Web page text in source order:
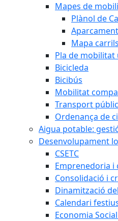
Mapes de
Plànol de
Mapa
Pla de mobilitat
Bicicleda
Bicibús
Mobilitat
Transport públic
Ordenança de
Aigua potable:
Desenvolupament
CSETC
Emprenedoria i
Consolidació i
Dinamització
Calendari
Economia